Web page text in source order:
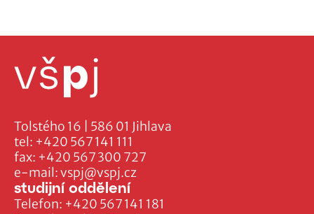
Tolstého 16 | 586 01 Jihlava
tel: +420 567 141 111
fax: +420 567 300 727
e-mail:vspj@vspj.cz
studijní oddělení
Telefon: +420 567 141 181